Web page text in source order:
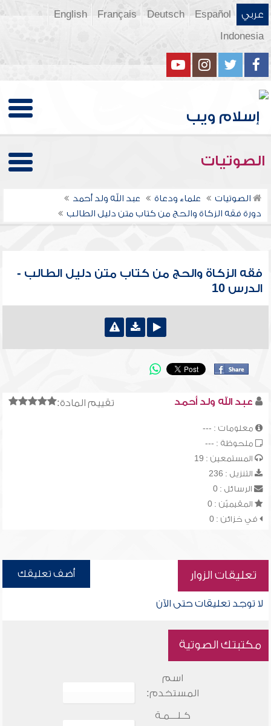
عربي Español
Deutsch
Français
English
Indonesia
الصوتيات
الصوتيات علماء ودعاة
عبد الله ولد أحمد
دورة فقه الزكاة والحج من كتاب متن دليل الطالب
فقه الزكاة والحج من كتاب متن دليل الطالب -
الدرس 10
تقييم المادة: عبد الله ولد أحمد
معلومات : ---
ملحوظة : ---
المستمعين : 19
التنزيل : 236
الرسائل : 0
المقيميّن : 0
في خزائن : 0
تعليقات الزوار أضف تعليقك
لا توجد تعليقات حتى الآن
مكتبتك الصوتية
اسم
المستخدم:
كـلـــمـة